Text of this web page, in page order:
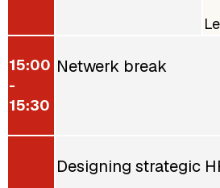
15:00
-
15:30
Netwerk break
Designing strategic